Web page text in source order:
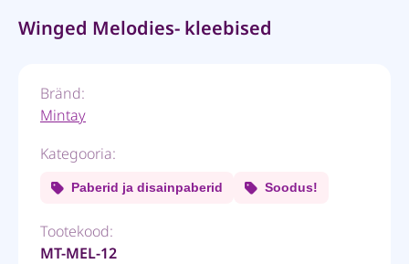
Winged Melodies- kleebised
Bränd:
Mintay
Kategooria:
Paberid ja disainpaberid Soodus!
Tootekood:
MT-MEL-12